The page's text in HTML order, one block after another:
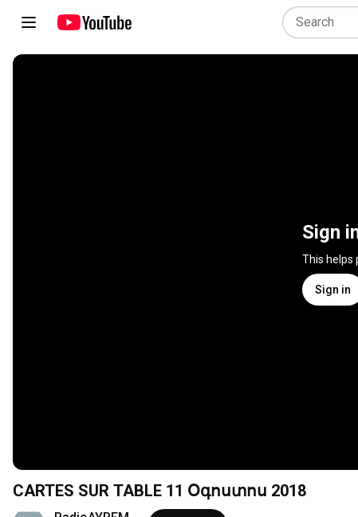
Sign
This helps
Sign in
CARTES SUR TABLE 11 Օգոստոս 2018